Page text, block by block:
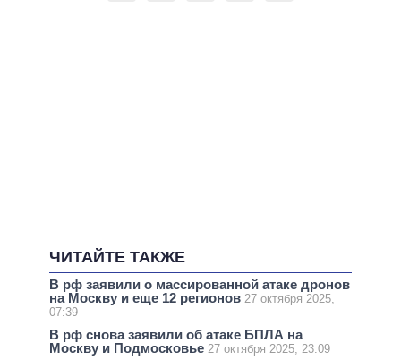
ЧИТАЙТЕ ТАКЖЕ
В рф заявили о массированной атаке дронов
на Москву и еще 12 регионов 27 октября 2025,
07:39
В рф снова заявили об атаке БПЛА на
Москву и Подмосковье 27 октября 2025, 23:09